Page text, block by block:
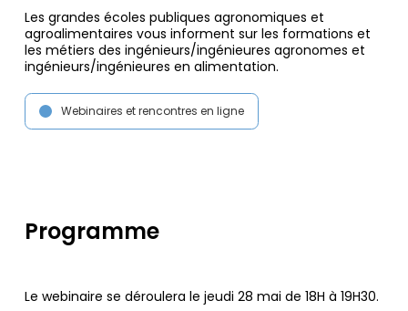
Les grandes écoles publiques agronomiques et
agroalimentaires vous informent sur les formations et
les métiers des ingénieurs/ingénieures agronomes et
ingénieurs/ingénieures en alimentation.
Webinaires et rencontres en ligne
Programme
Le webinaire se déroulera le jeudi 28 mai de 18H à 19H30.